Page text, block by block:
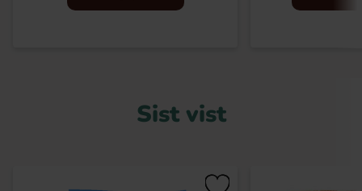
Sist vist